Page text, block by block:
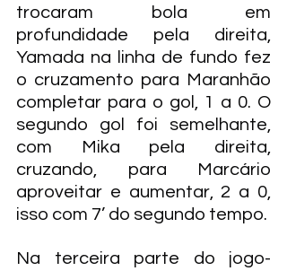
trocaram bola em
profundidade pela direita,
Yamada na linha de fundo fez
o cruzamento para Maranhão
completar para o gol, 1 a 0. O
segundo gol foi semelhante,
com Mika pela direita,
cruzando, para Marcário
aproveitar e aumentar, 2 a 0,
isso com 7’ do segundo tempo.
Na terceira parte do jogo-